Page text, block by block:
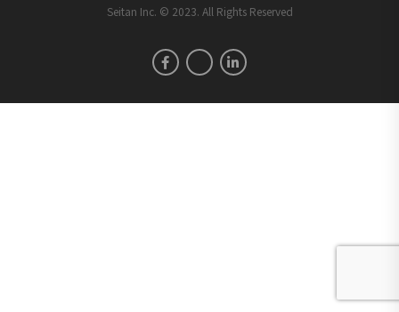
Seitan Inc. © 2023. All Rights Reserved